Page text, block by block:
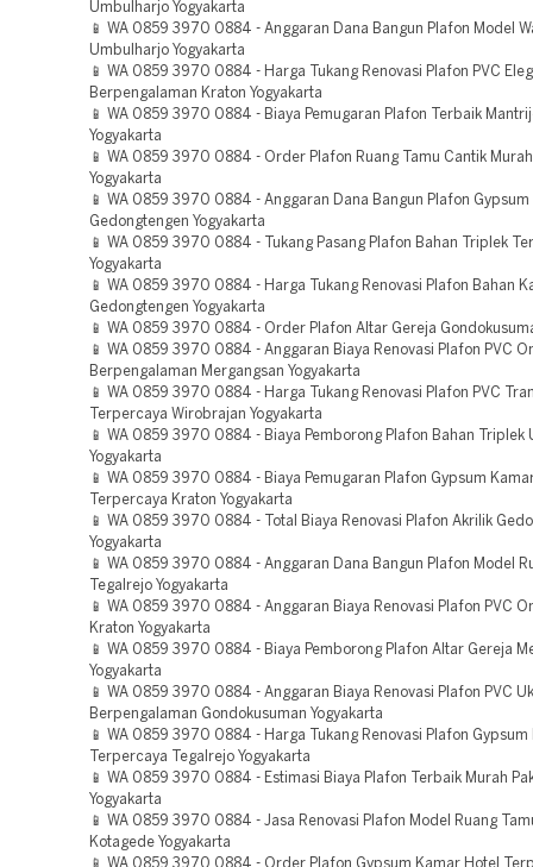
Umbulharjo Yogyakarta
📱 WA 0859 3970 0884 - Anggaran Dana Bangun Plafon Model
Umbulharjo Yogyakarta
📱 WA 0859 3970 0884 - Harga Tukang Renovasi Plafon PVC
Berpengalaman Kraton Yogyakarta
📱 WA 0859 3970 0884 - Biaya Pemugaran Plafon Terbaik
Yogyakarta
📱 WA 0859 3970 0884 - Order Plafon Ruang Tamu Cantik
Yogyakarta
📱 WA 0859 3970 0884 - Anggaran Dana Bangun Plafon Gypsum
Gedongtengen Yogyakarta
📱 WA 0859 3970 0884 - Tukang Pasang Plafon Bahan Triplek
Yogyakarta
📱 WA 0859 3970 0884 - Harga Tukang Renovasi Plafon Bahan
Gedongtengen Yogyakarta
📱 WA 0859 3970 0884 - Order Plafon Altar Gereja
📱 WA 0859 3970 0884 - Anggaran Biaya Renovasi Plafon PVC
Berpengalaman Mergangsan Yogyakarta
📱 WA 0859 3970 0884 - Harga Tukang Renovasi Plafon PVC
Terpercaya Wirobrajan Yogyakarta
📱 WA 0859 3970 0884 - Biaya Pemborong Plafon Bahan Triplek
Yogyakarta
📱 WA 0859 3970 0884 - Biaya Pemugaran Plafon Gypsum
Terpercaya Kraton Yogyakarta
📱 WA 0859 3970 0884 - Total Biaya Renovasi Plafon Akrilik
Yogyakarta
📱 WA 0859 3970 0884 - Anggaran Dana Bangun Plafon Model
Tegalrejo Yogyakarta
📱 WA 0859 3970 0884 - Anggaran Biaya Renovasi Plafon PVC
Kraton Yogyakarta
📱 WA 0859 3970 0884 - Biaya Pemborong Plafon Altar Gereja
Yogyakarta
📱 WA 0859 3970 0884 - Anggaran Biaya Renovasi Plafon PVC
Berpengalaman Gondokusuman Yogyakarta
📱 WA 0859 3970 0884 - Harga Tukang Renovasi Plafon Gypsum
Terpercaya Tegalrejo Yogyakarta
📱 WA 0859 3970 0884 - Estimasi Biaya Plafon Terbaik Murah
Yogyakarta
📱 WA 0859 3970 0884 - Jasa Renovasi Plafon Model Ruang
Kotagede Yogyakarta
📱 WA 0859 3970 0884 - Order Plafon Gypsum Kamar Hotel